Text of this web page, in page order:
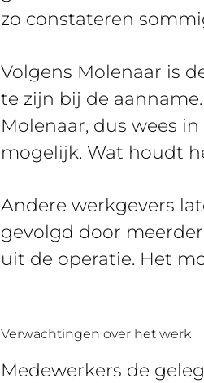
zo constateren
Volgens Molenaar is
te zijn bij de
Molenaar, dus wees
mogelijk. Wat houdt
Andere werkgevers
gevolgd door
uit de operatie. Het
Verwachtingen over het werk
Medewerkers de